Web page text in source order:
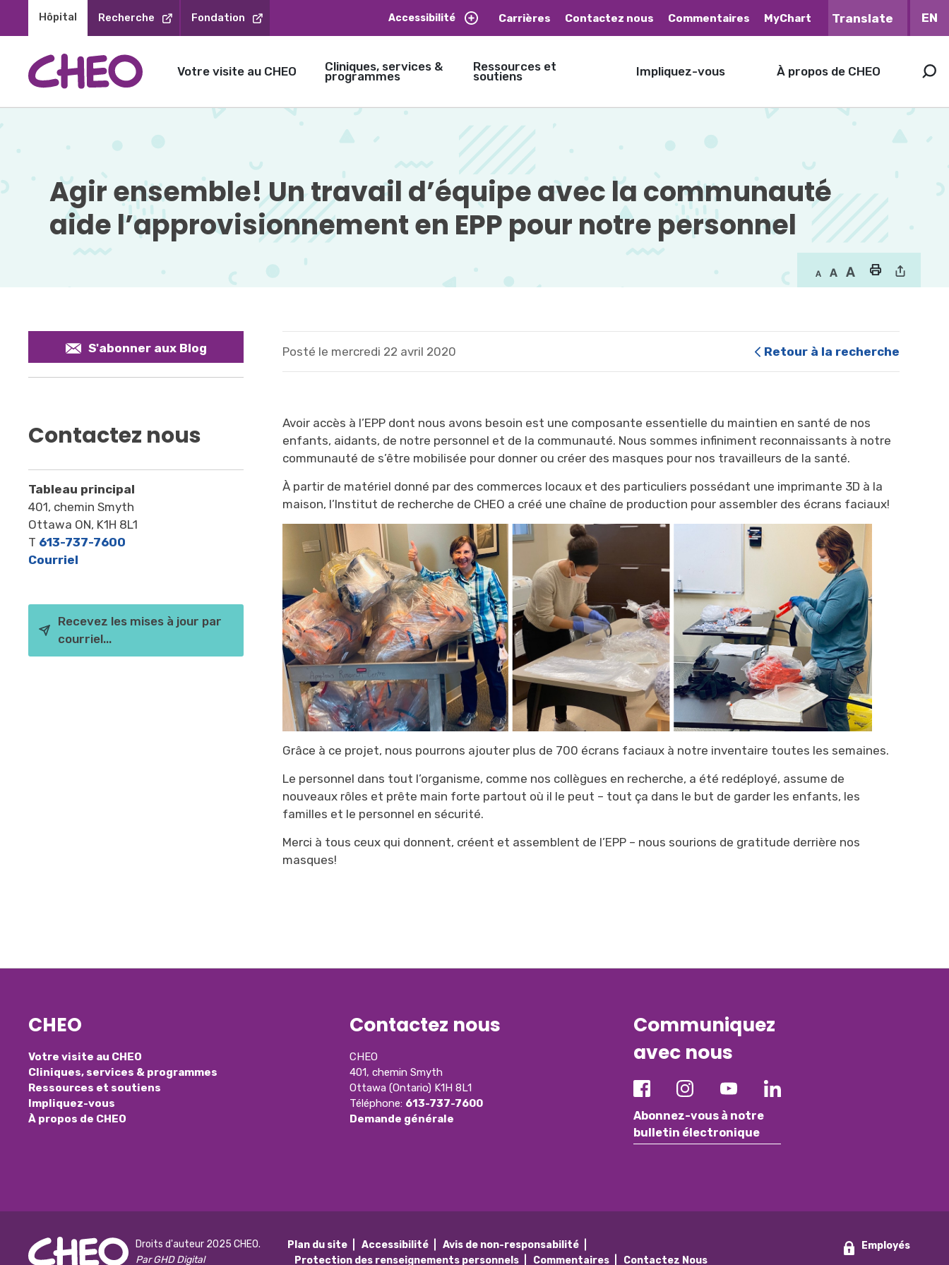
Hôpital Recherche Fondation Accessibilité Carrières Contactez nous Commentaires MyChart EN
Votre visite au CHEO Cliniques, services &
programmes
Ressources et
soutiens Impliquez-vous À propos de CHEO
Agir ensemble! Un travail d’équipe avec la communauté
aide l’approvisionnement en EPP pour notre personnel
S'abonner aux Blog
Contactez nous
Tableau principal
401, chemin Smyth
Ottawa ON, K1H 8L1
T 613-737-7600
Courriel
Recevez les mises à jour par
courriel...
Posté le mercredi 22 avril 2020 Retour à la recherche
Avoir accès à l’EPP dont nous avons besoin est une composante essentielle du maintien en santé de nos
enfants, aidants, de notre personnel et de la communauté. Nous sommes infiniment reconnaissants à notre
communauté de s’être mobilisée pour donner ou créer des masques pour nos travailleurs de la santé.
À partir de matériel donné par des commerces locaux et des particuliers possédant une imprimante 3D à la
maison, l’Institut de recherche de CHEO a créé une chaîne de production pour assembler des écrans faciaux!
Grâce à ce projet, nous pourrons ajouter plus de 700 écrans faciaux à notre inventaire toutes les semaines.
Le personnel dans tout l’organisme, comme nos collègues en recherche, a été redéployé, assume de
nouveaux rôles et prête main forte partout où il le peut – tout ça dans le but de garder les enfants, les
familles et le personnel en sécurité.
Merci à tous ceux qui donnent, créent et assemblent de l’EPP – nous sourions de gratitude derrière nos
masques!
CHEO
Votre visite au CHEO
Cliniques, services & programmes
Ressources et soutiens
Impliquez-vous
À propos de CHEO
Contactez nous
CHEO
401, chemin Smyth
Ottawa (Ontario) K1H 8L1
Téléphone: 613-737-7600
Demande générale
Communiquez
avec nous
Abonnez-vous à notre
bulletin électronique
Droits d'auteur 2025 CHEO.
Par GHD Digital
Plan du site Accessibilité
Avis de non-responsabilité
Protection des renseignements personnels
Commentaires Contactez Nous
Employés